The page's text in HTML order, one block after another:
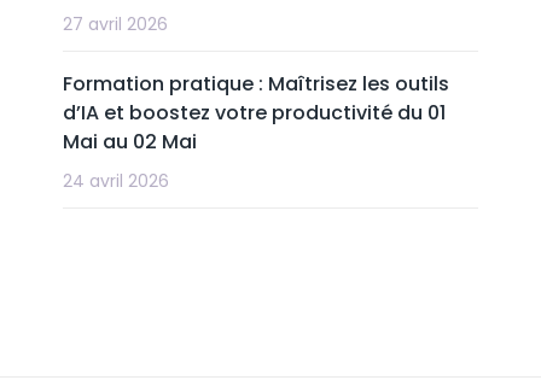
27 avril 2026
Formation pratique : Maîtrisez les outils
d’IA et boostez votre productivité du 01
Mai au 02 Mai
24 avril 2026